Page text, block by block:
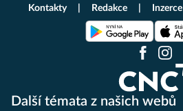
Další témata z našich webů
Kontakty Redakce Inzerce